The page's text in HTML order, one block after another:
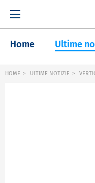
Home Ultime
HOME ULTIME NOTIZIE